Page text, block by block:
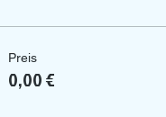
Preis
0,00 €